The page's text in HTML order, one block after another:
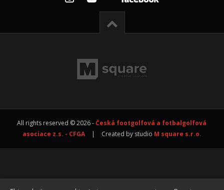
All rights reserved © 2026 -Česká footgolfová a fotbalgolfová
asociace z.s. - CFGA
| Created by studio M square s.r.o.